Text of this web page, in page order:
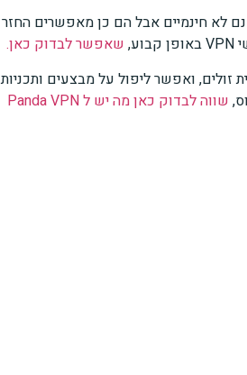
לא חינמיים אבל הם כן מאפשרים החזר
שאפשר לבדוק כאן.
זולים, ואפשר ליפול על מבצעים ותכניות
שווה לבדוק כאן מה יש לPanda VPN